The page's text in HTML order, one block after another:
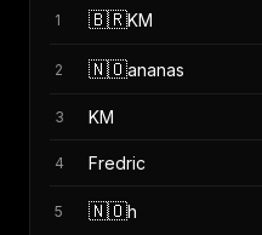
1 🇧🇷KM
2 🇳🇴ananas
3 KM
4 Fredric
5 🇳🇴h